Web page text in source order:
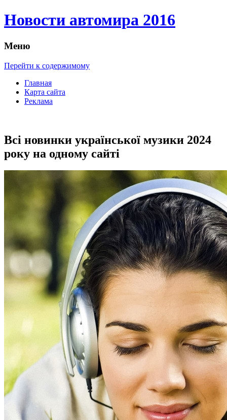
Новости автомира 2016
Меню
Перейти к содержимому
Главная
Карта сайта
Реклама
Всі новинки української музики 2024
року на одному сайті